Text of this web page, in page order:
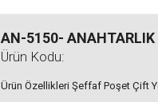
AN-5150- ANAHTARLIK
Ürün Kodu:
Ürün Özellikleri Şeffaf Poşet Çift